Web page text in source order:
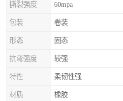
撕裂强度 60mpa
包装 卷装
形态 固态
抗弯强度 较强
特性 柔韧性强
材质 橡胶